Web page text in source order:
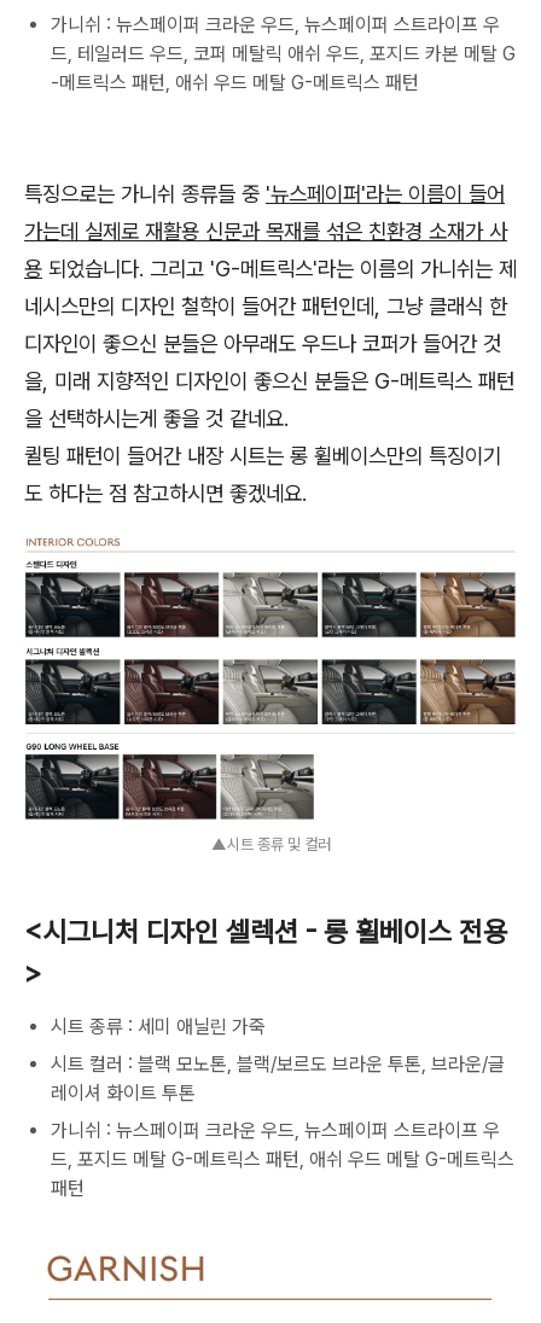
가니쉬 : 뉴스페이퍼 크라운 우드, 뉴스페이퍼 스트라이프 우
드, 테일러드 우드, 코퍼 메탈릭 애쉬 우드, 포지드 카본 메탈 G
-메트릭스 패턴, 애쉬 우드 메탈 G-메트릭스 패턴
특징으로는 가니쉬 종류들 중 '뉴스페이퍼'라는 이름이 들어
가는데 실제로 재활용 신문과 목재를 섞은 친환경 소재가 사
용 되었습니다. 그리고 'G-메트릭스'라는 이름의 가니쉬는 제
네시스만의 디자인 철학이 들어간 패턴인데, 그냥 클래식 한
디자인이 좋으신 분들은 아무래도 우드나 코퍼가 들어간 것
을, 미래 지향적인 디자인이 좋으신 분들은 G-메트릭스 패턴
을 선택하시는게 좋을 것 같네요.
퀼팅 패턴이 들어간 내장 시트는 롱 휠베이스만의 특징이기
도 하다는 점 참고하시면 좋겠네요.
▲시트 종류 및 컬러
<시그니처 디자인 셀렉션 - 롱 휠베이스 전용
>
시트 종류 : 세미 애닐린 가죽
시트 컬러 : 블랙 모노톤, 블랙/보르도 브라운 투톤, 브라운/글
레이셔 화이트 투톤
가니쉬 : 뉴스페이퍼 크라운 우드, 뉴스페이퍼 스트라이프 우
드, 포지드 메탈 G-메트릭스 패턴, 애쉬 우드 메탈 G-메트릭스
패턴